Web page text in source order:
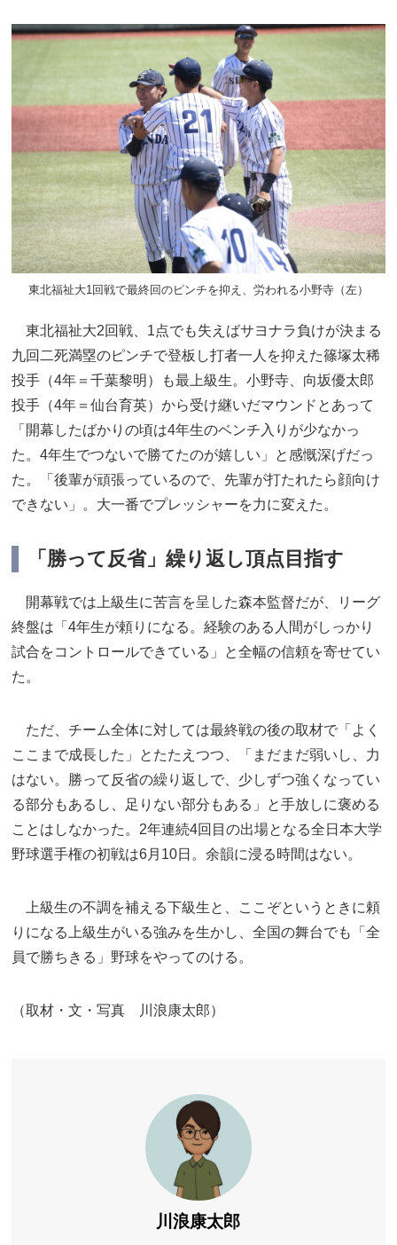
東北福祉大1回戦で最終回のピンチを抑え、労われる小野寺（左）
東北福祉大2回戦、1点でも失えばサヨナラ負けが決まる
九回二死満塁のピンチで登板し打者一人を抑えた篠塚太稀
投手（4年＝千葉黎明）も最上級生。小野寺、向坂優太郎
投手（4年＝仙台育英）から受け継いだマウンドとあって
「開幕したばかりの頃は4年生のベンチ入りが少なかっ
た。4年生でつないで勝てたのが嬉しい」と感慨深げだっ
た。「後輩が頑張っているので、先輩が打たれたら顔向け
できない」。大一番でプレッシャーを力に変えた。
「勝って反省」繰り返し頂点目指す
開幕戦では上級生に苦言を呈した森本監督だが、リーグ
終盤は「4年生が頼りになる。経験のある人間がしっかり
試合をコントロールできている」と全幅の信頼を寄せてい
た。
ただ、チーム全体に対しては最終戦の後の取材で「よく
ここまで成長した」とたたえつつ、「まだまだ弱いし、力
はない。勝って反省の繰り返しで、少しずつ強くなってい
る部分もあるし、足りない部分もある」と手放しに褒める
ことはしなかった。2年連続4回目の出場となる全日本大学
野球選手権の初戦は6月10日。余韻に浸る時間はない。
上級生の不調を補える下級生と、ここぞというときに頼
りになる上級生がいる強みを生かし、全国の舞台でも「全
員で勝ちきる」野球をやってのける。
（取材・文・写真 川浪康太郎）
川浪康太郎